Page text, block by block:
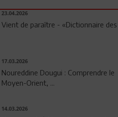
23.04.2026
Vient de paraître - «Dictionnaire des
17.03.2026
Noureddine Dougui : Comprendre le
Moyen-Orient, ...
14.03.2026